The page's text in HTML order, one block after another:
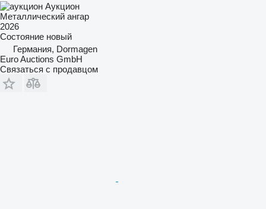
Аукцион
Металлический ангар
2026
Состояние новый
Германия, Dormagen
Euro Auctions GmbH
Связаться с продавцом